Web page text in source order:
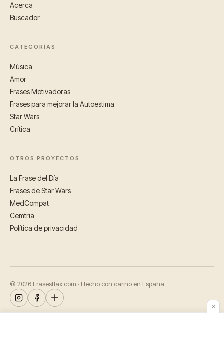
Acerca
Buscador
CATEGORÍAS
Música
Amor
Frases Motivadoras
Frases para mejorar la Autoestima
Star Wars
Crítica
OTROS PROYECTOS
La Frase del Día
Frases de Star Wars
MedCompat
Cemtria
Política de privacidad
© 2026 Frasesflax.com · Hecho con cariño en España
✕